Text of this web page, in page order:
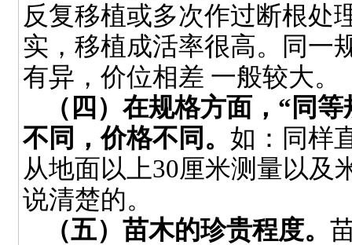
反复移植或多次作过断根处
实，移植成活率很高。同一
有异，价位相差 一般较大。
（四）在规格方面，“同
不同，价格不同。 如：同样
从地面以上30厘米测量以及
说清楚的。
（五）苗木的珍贵程度。